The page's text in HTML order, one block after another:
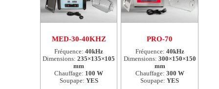
MED-30-40KHZ
Fréquence: 40kHz
Dimensions: 235×135×105
mm
Chauffage: 100 W
Soupape: YES
PRO-70
Fréquence: 40kHz
Dimensions: 300×150×150
mm
Chauffage: 300 W
Soupape: YES